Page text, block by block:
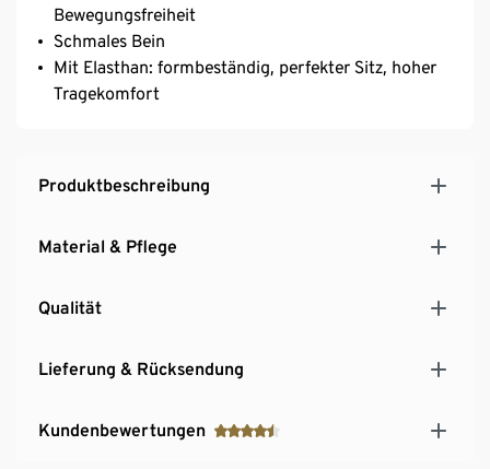
Bewegungsfreiheit
Schmales Bein
Mit Elasthan: formbeständig, perfekter Sitz, hoher
Tragekomfort
Produktbeschreibung
Material & Pflege
Qualität
Lieferung & Rücksendung
Kundenbewertungen